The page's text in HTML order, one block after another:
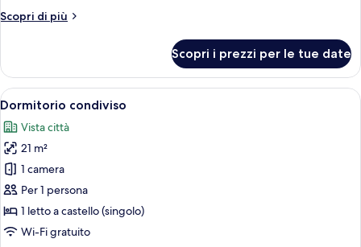
singoli
Scopri di più
Altri
con
letti
Scopri i prezzi per le tue date
Apri
tutte
le
foto
per
Dormitorio
condiviso
Una cassaforte in camera, una
6
Dormitorio condiviso
Vista città
21 m²
1 camera
Per 1 persona
1 letto a castello (singolo)
Wi-Fi gratuito